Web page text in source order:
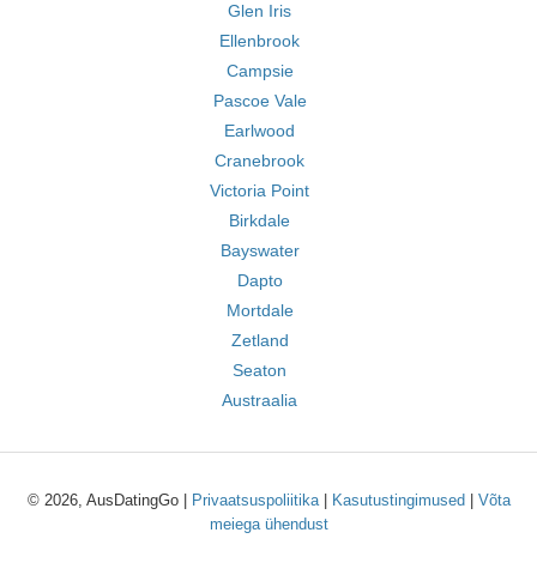
Glen Iris
Ellenbrook
Campsie
Pascoe Vale
Earlwood
Cranebrook
Victoria Point
Birkdale
Bayswater
Dapto
Mortdale
Zetland
Seaton
Austraalia
© 2026, AusDatingGo | Privaatsuspoliitika| Kasutustingimused
Võta
meiega ühendust